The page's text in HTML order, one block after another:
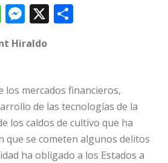
W
h
at
A
p
p
M
e
ss
n
g
e
r
X
ar
ti
r
Hiraldo
los mercados financieros,
de las tecnologías de la
los caldos de cultivo que ha
que se cometen algunos delitos
ha obligado a los Estados a